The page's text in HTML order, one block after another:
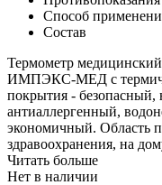
Способ
Состав
Термометр
ИМПЭКС-МЕД с
покрытия - безопасный,
антиаллергенный,
экономичный. Область
здравоохранения, на
Читать больше
Нет в наличии